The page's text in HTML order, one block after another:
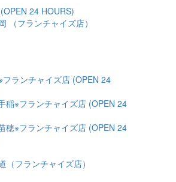
24 HOURS)
（フランチャイズ店）
フランチャイズ店 (OPEN 24
稲※フランチャイズ店 (OPEN 24
穂※フランチャイズ店 (OPEN 24
（フランチャイズ店）